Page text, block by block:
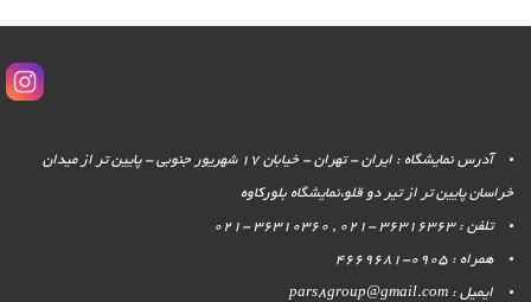
آدرس نمایشگاه : ایران - تهران - خیابان 17 شهریور جنوبی - پایین تر از میدان
خراسان پایین تر از تیر دو قلو،نمایشگاه بلورکاوه
تلفن : 36316363 -021 , 36310360 -021
همراه : 0905-4669681
ایمیل : pars8group@gmail.com